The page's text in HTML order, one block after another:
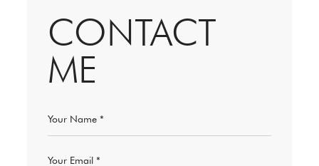
CONTACT
ME